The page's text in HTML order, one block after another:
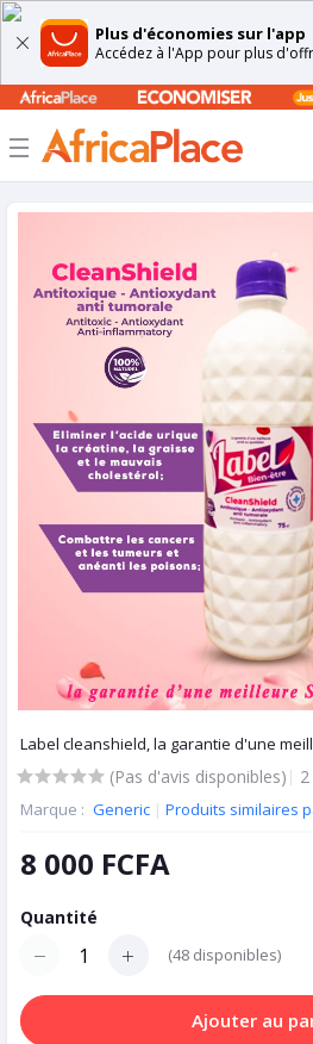
Plus d'économies sur l'app
Accédez à l'App pour plus
Label cleanshield, la garantie d'une
(Pas d'avis disponibles) |
Marque : Generic | Produits similaires
8 000 FCFA
Quantité
(48 disponibles)
Ajouter au